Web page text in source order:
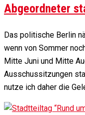
Abgeordneter
Das politische Berlin
wenn von Sommer
Mitte Juni und Mitte
Ausschussitzungen
nutze ich daher die